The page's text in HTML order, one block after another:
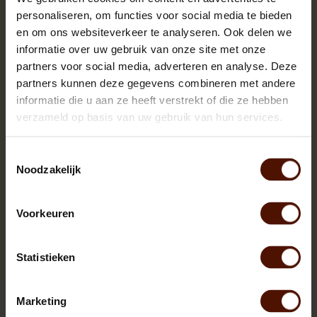
personaliseren, om functies voor social media te bieden
en om ons websiteverkeer te analyseren. Ook delen we
informatie over uw gebruik van onze site met onze
partners voor social media, adverteren en analyse. Deze
partners kunnen deze gegevens combineren met andere
informatie die u aan ze heeft verstrekt of die ze hebben
verzameld op basis van uw gebruik van hun services.
Noodzakelijk
Voorkeuren
Statistieken
Marketing
Product
Code
BRIK027
Measurements
Weight
Packing
Log
ca. 10cm x 15cm